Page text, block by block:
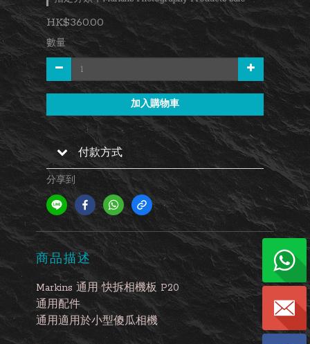
HK$360.00
數量
加入購物車
付款方式
分享到
商品描述
Markins 通用 快拆相機板 P20
通用配件
通用適用於小型傻瓜相機